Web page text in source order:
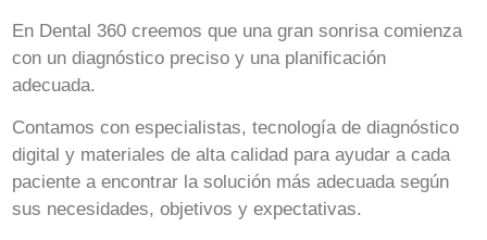
En Dental 360 creemos que una gran sonrisa comienza
con un diagnóstico preciso y una planificación
adecuada.
Contamos con especialistas, tecnología de diagnóstico
digital y materiales de alta calidad para ayudar a cada
paciente a encontrar la solución más adecuada según
sus necesidades, objetivos y expectativas.